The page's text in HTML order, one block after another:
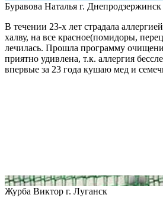
Буравова Наталья г. Днепродзержинск
В течении 23-х лет страдала
халву, на все красное(помидоры,
лечилась. Прошла программу
приятно удивлена, т.к. аллергия
впервые за 23 года кушаю мед и
Журба Виктор г. Луганск